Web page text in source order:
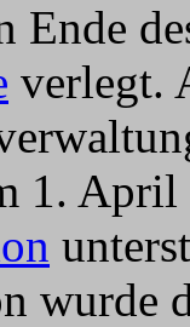
Ende
verlegt.
1.
wurde